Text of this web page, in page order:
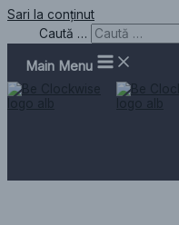
Sari la conținut
Caută …
Main Menu